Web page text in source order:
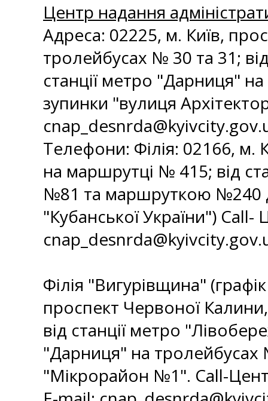
Центр надання
Адреса: 02225, м. Київ,
тролейбусах № 30 та 31;
станції метро "Дарниця"
зупинки "вулиця
Телефони: Філія: 02166, м.
на маршрутці № 415; від
№81 та маршруткою №240
"Кубанської України")
Філія "Вигурівщина"
проспект Червоної
від станції метро
"Дарниця" на
"Мікрорайон №1". Call-